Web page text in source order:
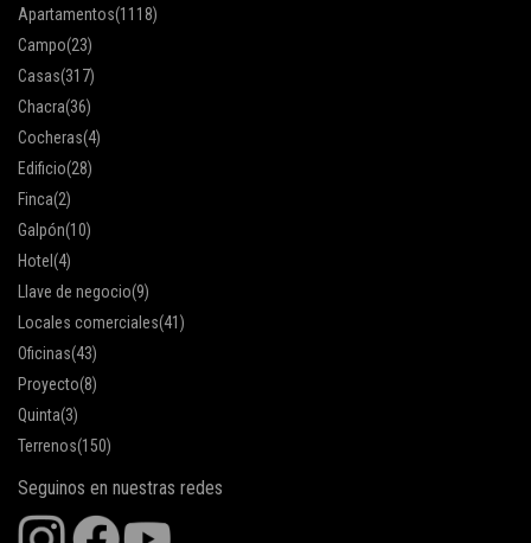
Apartamentos(1118)
Campo(23)
Casas(317)
Chacra(36)
Cocheras(4)
Edificio(28)
Finca(2)
Galpón(10)
Hotel (4)
Llave de negocio(9)
Locales comerciales(41)
Oficinas(43)
Proyecto(8)
Quinta(3)
Terrenos(150)
Seguinos en nuestras redes